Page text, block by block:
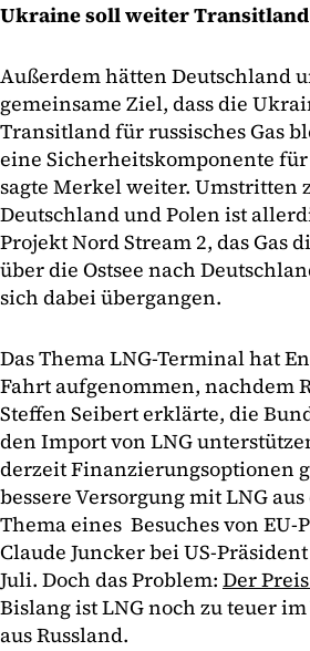
Ukraine soll weiter
Außerdem hätten Deutschland
gemeinsame Ziel, dass die
Transitland für russisches Gas
eine Sicherheitskomponente
sagte Merkel weiter. Umstritten
Deutschland und Polen ist
Projekt Nord Stream 2, das Gas
über die Ostsee nach
sich dabei übergangen.
Das Thema LNG-Terminal hat
Fahrt aufgenommen, nachdem
Steffen Seibert erklärte, die
den Import von LNG
derzeit Finanzierungsoptionen
bessere Versorgung mit LNG
Thema eines Besuches von EU-
Claude Juncker bei US-
Juli. Doch das Problem: Der
Bislang ist LNG noch zu teuer
aus Russland.